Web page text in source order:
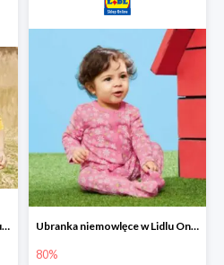
Jesienna moda dla dzieci w Lidlu Online do -30% Ubranka niemowlęce w Lidlu Online do -80%
80%